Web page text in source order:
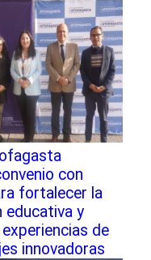
con
fortalecer la
educativa y
de
innovadoras